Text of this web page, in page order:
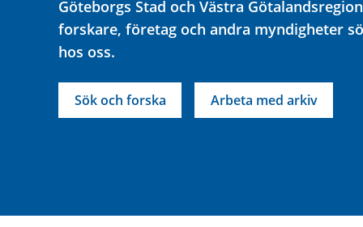
Göteborgs Stad och Västra
forskare, företag och andra myndigheter
hos oss.
Sök och forska Arbeta med arkiv